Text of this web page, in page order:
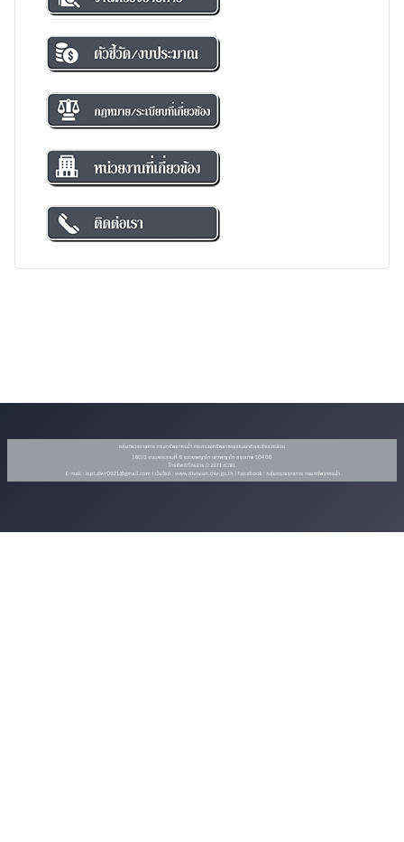
ตัวชี้วัด/งบประมาณ
กฎหมาย/ระเบียบที่เกี่ยวข้อ
หน่วยงานที่เกี่ยวข้อง
ติดต่อเรา